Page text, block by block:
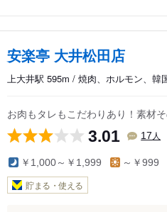
安楽亭 大井松田店
上大井駅 595m / 焼肉、ホルモン、韓
お肉もタレもこだわりあり！素材
3.01 17 人
￥1,000～￥1,999 ～￥999
貯まる・使える